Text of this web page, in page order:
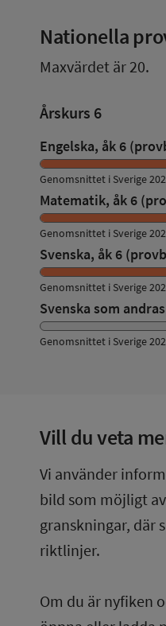
Nationella
Maxvärdet är 20.
Årskurs 6
Engelska, åk 6
Genomsnittet i Sverige
Matematik, åk 6
Genomsnittet i Sverige
Svenska, åk 6
Genomsnittet i Sverige
Svenska som
Genomsnittet i Sverige
Vill du veta
Vi använder
bild som möjligt
granskningar, där
riktlinjer.
Om du är nyfiken